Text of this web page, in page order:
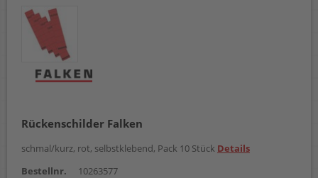
Rückenschilder Falken
schmal/kurz, rot, selbstklebend, Pack 10 Stück Details
Bestellnr.
10263577